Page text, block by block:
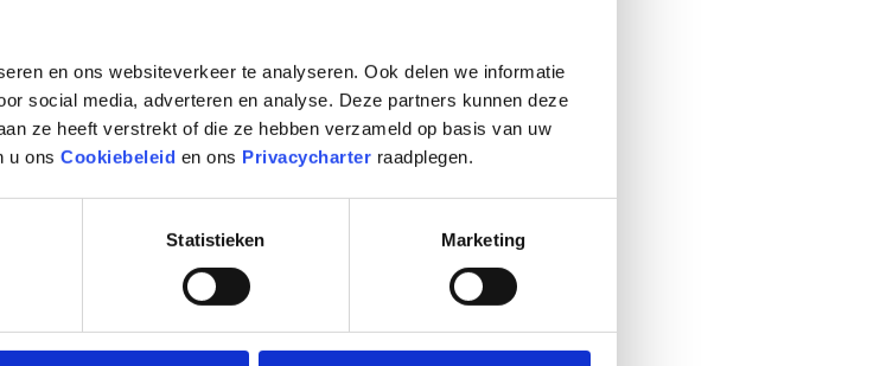
en ons websiteverkeer te analyseren. Ook delen we informatie
social media, adverteren en analyse. Deze partners kunnen deze
ze heeft verstrekt of die ze hebben verzameld op basis van uw
u ons Cookiebeleid en ons Privacycharter raadplegen.
Statistieken Marketing
worden enkel geplaatst op basis van expliciete
verzamelen en te rapporteren.
te verzenden over het apparaat en het gedrag van de